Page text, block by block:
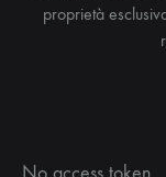
proprietà